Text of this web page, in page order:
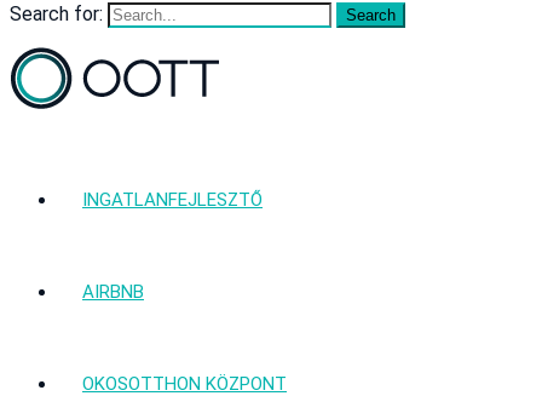
Search for:
INGATLANFEJLESZTŐ
AIRBNB
OKOSOTTHON KÖZPONT